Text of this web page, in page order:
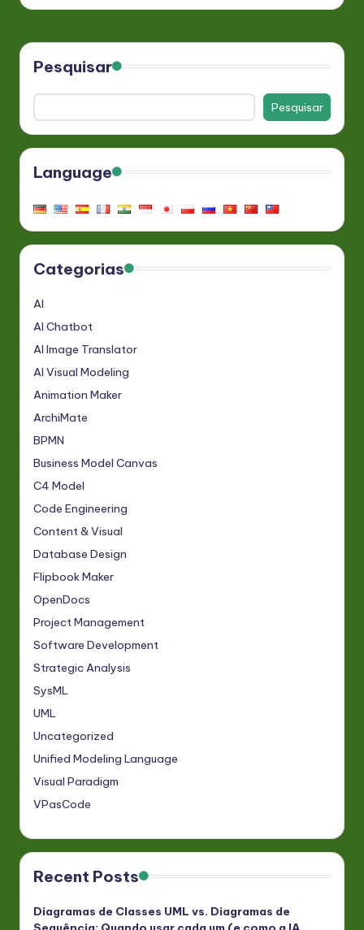
Pesquisar
Pesquisar
Language
Categorias
AI
AI Chatbot
AI Image Translator
AI Visual Modeling
Animation Maker
ArchiMate
BPMN
Business Model Canvas
C4 Model
Code Engineering
Content & Visual
Database Design
Flipbook Maker
OpenDocs
Project Management
Software Development
Strategic Analysis
SysML
UML
Uncategorized
Unified Modeling Language
Visual Paradigm
VPasCode
Recent Posts
Diagramas de Classes UML vs. Diagramas de